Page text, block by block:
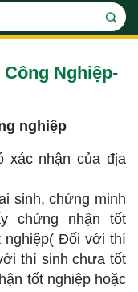
Nghiệp-
nghiệp
xác nhận của địa
sinh, chứng minh
chứng nhận tốt
nghiệp( Đối với thí
thí sinh chưa tốt
tốt nghiệp hoặc